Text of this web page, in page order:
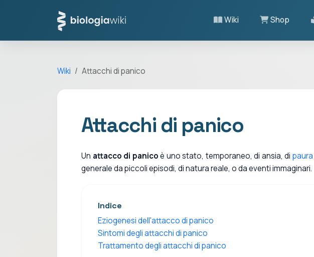
Wiki Shop
Wiki Attacchi di panico
Attacchi di panico
Un attacco di panicoè uno stato, temporaneo, di ansia, di paura
generale da piccoli episodi, di natura reale, o da eventi immaginari.
Indice
Eziogenesi dell'attacco di panico
Sintomi degli attacchi di panico
Trattamento degli attacchi di panico